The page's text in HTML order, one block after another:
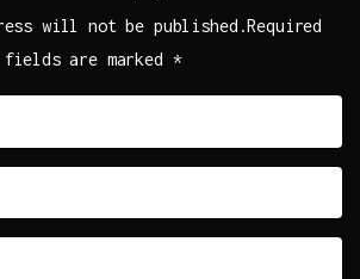
will not be published.Required
fields are marked *